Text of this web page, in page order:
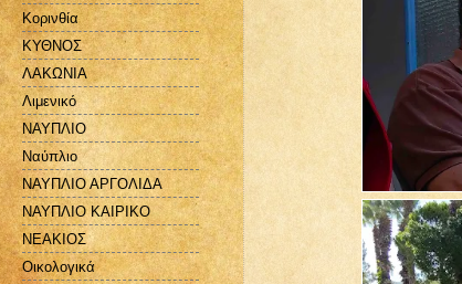
Κορινθία
ΚΥΘΝΟΣ
ΛΑΚΩΝΙΑ
Λιμενικό
ΝΑΥΠΛΙΟ
Ναύπλιο
ΝΑΥΠΛΙΟ ΑΡΓΟΛΙΔΑ
ΝΑΥΠΛΙΟ ΚΑΙΡΙΚΟ
ΝΕΑΚΙΟΣ
Οικολογικά